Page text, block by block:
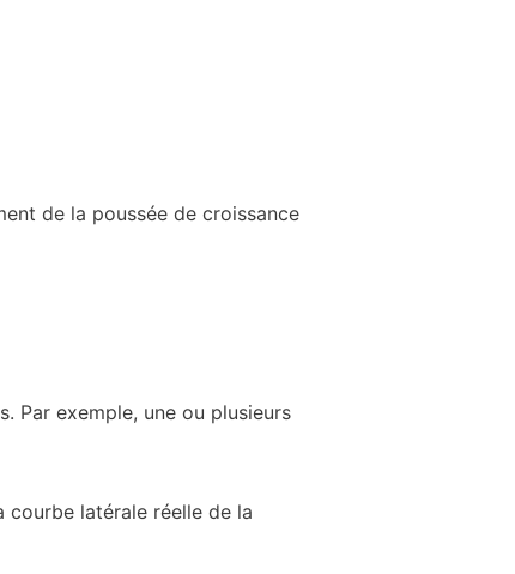
de la poussée de croissance
Par exemple, une ou plusieurs
courbe latérale réelle de la